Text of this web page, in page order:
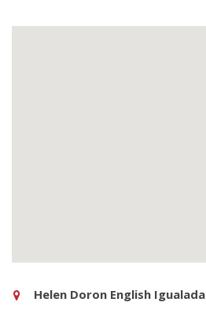
Helen Doron English Igualada